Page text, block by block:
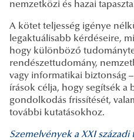
nemzetközi és hazai
A kötet teljesség igénye
legaktuálisabb kérdéseire,
hogy különböző
rendészettudomány,
vagy informatikai biztonság
írások célja, hogy segítsék a
gondolkodás frissítését,
további kutatásokhoz.
Szemelvények a XXI